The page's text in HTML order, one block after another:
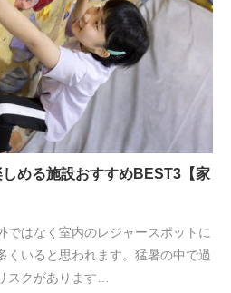
める施設おすすめBEST3【家
ではなく室内のレジャースポットに
くいると思われます。猛暑の中で過
スクがあります…